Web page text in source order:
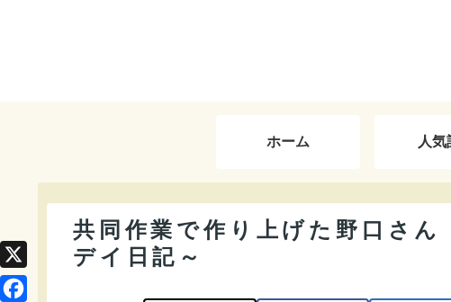
ホーム 人気
共同作業で作り上げた野口さ
デイ日記～
X